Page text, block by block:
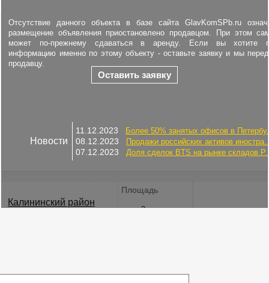
Отсутствие данного объекта в базе сайта GlavKomSPb.ru
размещение объявления приостановлено продавцом. При этом
может по-прежнему сдаваться в аренду. Если вы хотите
информацию именно по этому объекту - оставьте заявку и мы
продавцу.
Оставить заявку
Новости
11.12.2023 Более 50% занятых офисов в
08.12.2023 Продажи российских активов
07.12.2023 Доля сделок BTS на рынке складов
Калининский район
Площадь
2